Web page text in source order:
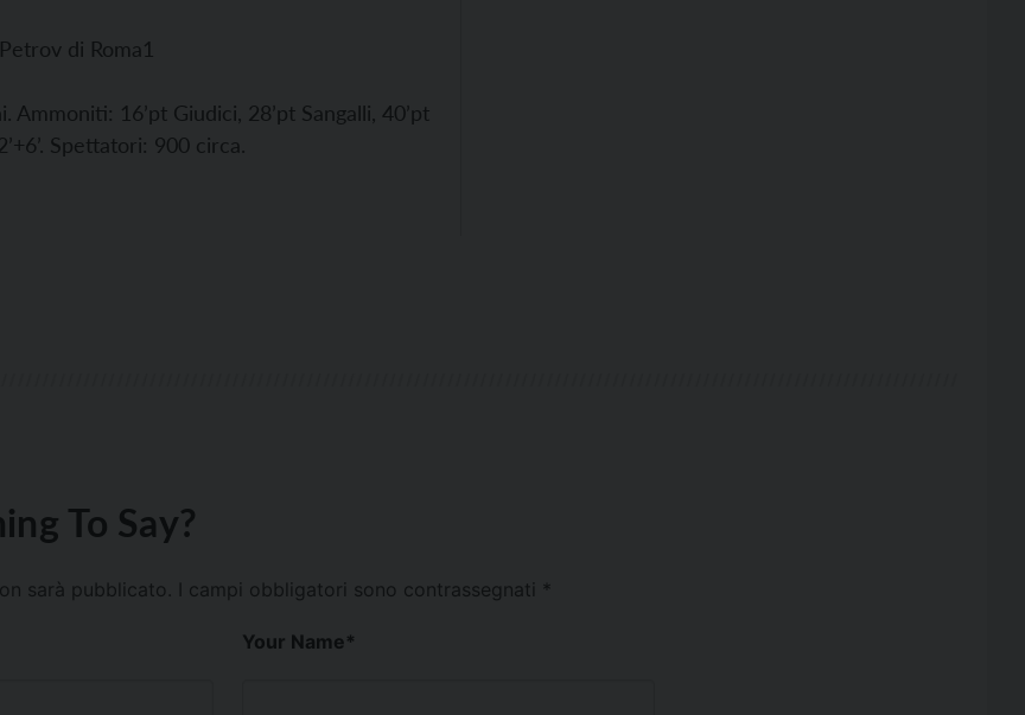
di Roma1
16’pt Giudici, 28’pt Sangalli, 40’pt
Spettatori: 900 circa.
To Say?
sarà pubblicato. I campi obbligatori sono contrassegnati *
Your Name*